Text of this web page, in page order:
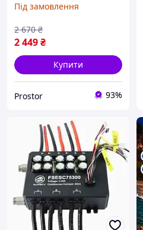
KD3153 верстат плиткоріз
Під замовлення
2 449₴
2 670 ₴
Купити
Prostor 93%